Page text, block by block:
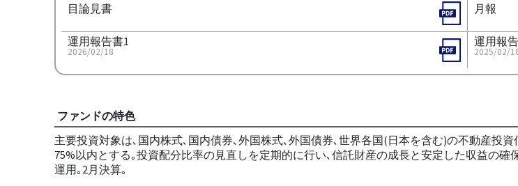
目論見書
月報
運用報告書1
2026/02/18
運用報
2025/02/
ファンドの特色
主要投資対象は､国内株式､国内債券､外国株式､外国債券､世界各国(日本を含む)の不動産投
75%以内とする｡投資配分比率の見直しを定期的に行い､信託財産の成長と安定した収益の
運用｡2月決算｡